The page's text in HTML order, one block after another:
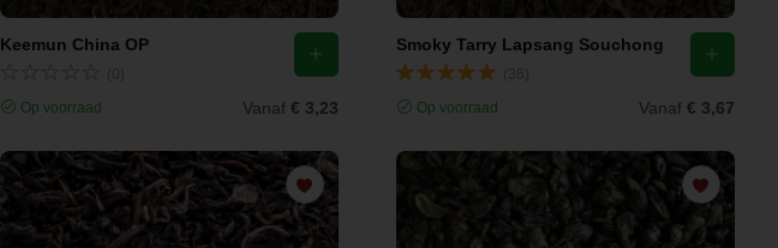
Keemun China OP
Op voorraad Vanaf € 3,23
Smoky Tarry Lapsang Souchong
Op voorraad Vanaf € 3,67